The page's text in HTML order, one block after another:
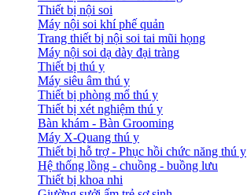
Thiết bị nội soi
Máy nội soi khí phế quản
Trang thiết bị nội soi tai mũi họng
Máy nội soi dạ dày đại tràng
Thiết bị thú y
Máy siêu âm thú y
Thiết bị phòng mổ thú y
Thiết bị xét nghiệm thú y
Bàn khám - Bàn Grooming
Máy X-Quang thú y
Thiết bị hỗ trợ - Phục hồi chức năng thú y
Hệ thống lồng - chuồng - buồng lưu
Thiết bị khoa nhi